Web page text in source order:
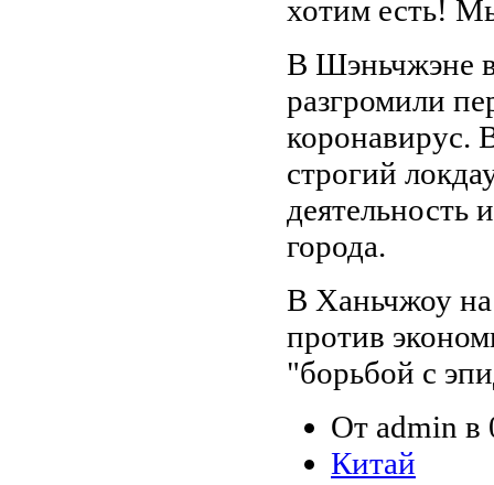
хотим есть!
В Шэньчжэне
разгромили
коронавирус.
строгий
деятельность
города.
В Ханьчжоу
против
"борьбой с
От admin в
Китай